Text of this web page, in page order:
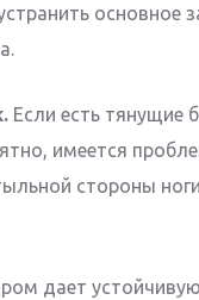
основное
Если есть тянущие
имеется
стороны
дает